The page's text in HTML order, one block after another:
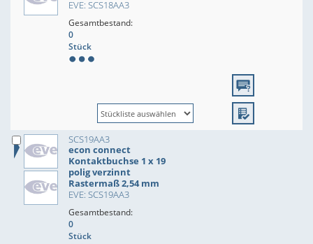
EVE: SCS18AA3
Gesamtbestand:
0
Stück
SCS19AA3
econ connect
Kontaktbuchse 1 x 19
polig verzinnt
Rastermaß 2,54 mm
EVE: SCS19AA3
Gesamtbestand:
0
Stück